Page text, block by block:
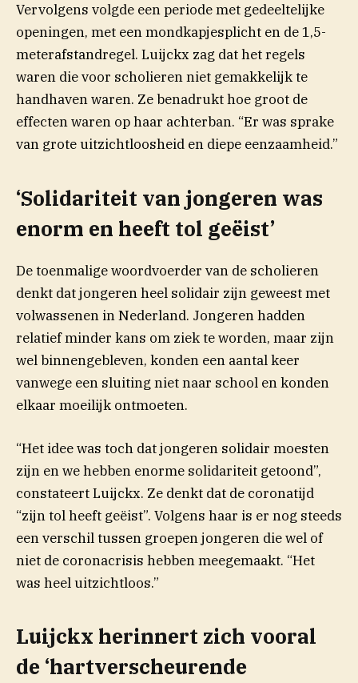
Vervolgens volgde een periode met gedeeltelijke
openingen, met een mondkapjesplicht en de 1,5-
meterafstandregel. Luijckx zag dat het regels
waren die voor scholieren niet gemakkelijk te
handhaven waren. Ze benadrukt hoe groot de
effecten waren op haar achterban. “Er was sprake
van grote uitzichtloosheid en diepe eenzaamheid.”
‘Solidariteit van jongeren was
enorm en heeft tol geëist’
De toenmalige woordvoerder van de scholieren
denkt dat jongeren heel solidair zijn geweest met
volwassenen in Nederland. Jongeren hadden
relatief minder kans om ziek te worden, maar zijn
wel binnengebleven, konden een aantal keer
vanwege een sluiting niet naar school en konden
elkaar moeilijk ontmoeten.
“Het idee was toch dat jongeren solidair moesten
zijn en we hebben enorme solidariteit getoond”,
constateert Luijckx. Ze denkt dat de coronatijd
“zijn tol heeft geëist”. Volgens haar is er nog steeds
een verschil tussen groepen jongeren die wel of
niet de coronacrisis hebben meegemaakt. “Het
was heel uitzichtloos.”
Luijckx herinnert zich vooral
de ‘hartverscheurende